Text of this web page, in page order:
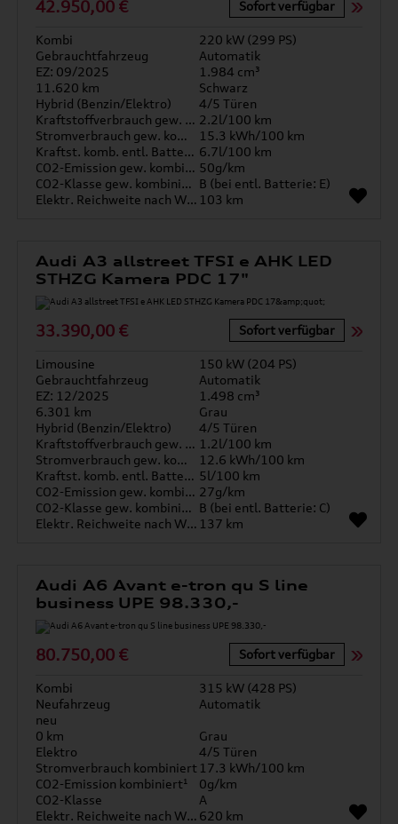
42.950,00 € Sofort verfügbar
Kombi
220 kW (299 PS)
Gebrauchtfahrzeug
Automatik
EZ: 09/2025
1.984 cm³
11.620 km
Schwarz
Hybrid (Benzin/Elektro)
4/5 Türen
Kraftstoffverbrauch gew. kombiniert 2.2l/100 km
Stromverbrauch gew. kombiniert
15.3 kWh/100 km
Kraftst. komb. entl. Batterie 6.7l/100 km
CO2-Emission gew. kombiniert 50g/km
CO2-Klasse gew. kombiniert B (bei entl. Batterie: E)
Elektr. Reichweite nach WLTP* 103 km
Audi A3 allstreet TFSI e AHK LED
STHZG Kamera PDC 17"
33.390,00 € Sofort verfügbar
Limousine
150 kW (204 PS)
Gebrauchtfahrzeug
Automatik
EZ: 12/2025
1.498 cm³
6.301 km
Grau
Hybrid (Benzin/Elektro)
4/5 Türen
Kraftstoffverbrauch gew. kombiniert 1.2l/100 km
Stromverbrauch gew. kombiniert
12.6 kWh/100 km
Kraftst. komb. entl. Batterie 5l/100 km
CO2-Emission gew. kombiniert 27g/km
CO2-Klasse gew. kombiniert B (bei entl. Batterie: C)
Elektr. Reichweite nach WLTP* 137 km
Audi A6 Avant e-tron qu S line
business UPE 98.330,-
80.750,00 € Sofort verfügbar
Kombi
315 kW (428 PS)
Neufahrzeug
Automatik
neu
0 km
Grau
Elektro
4/5 Türen
Stromverbrauch kombiniert 17.3 kWh/100 km
CO2-Emission kombiniert¹
0g/km
CO2-Klasse
A
Elektr. Reichweite nach WLTP* 620 km